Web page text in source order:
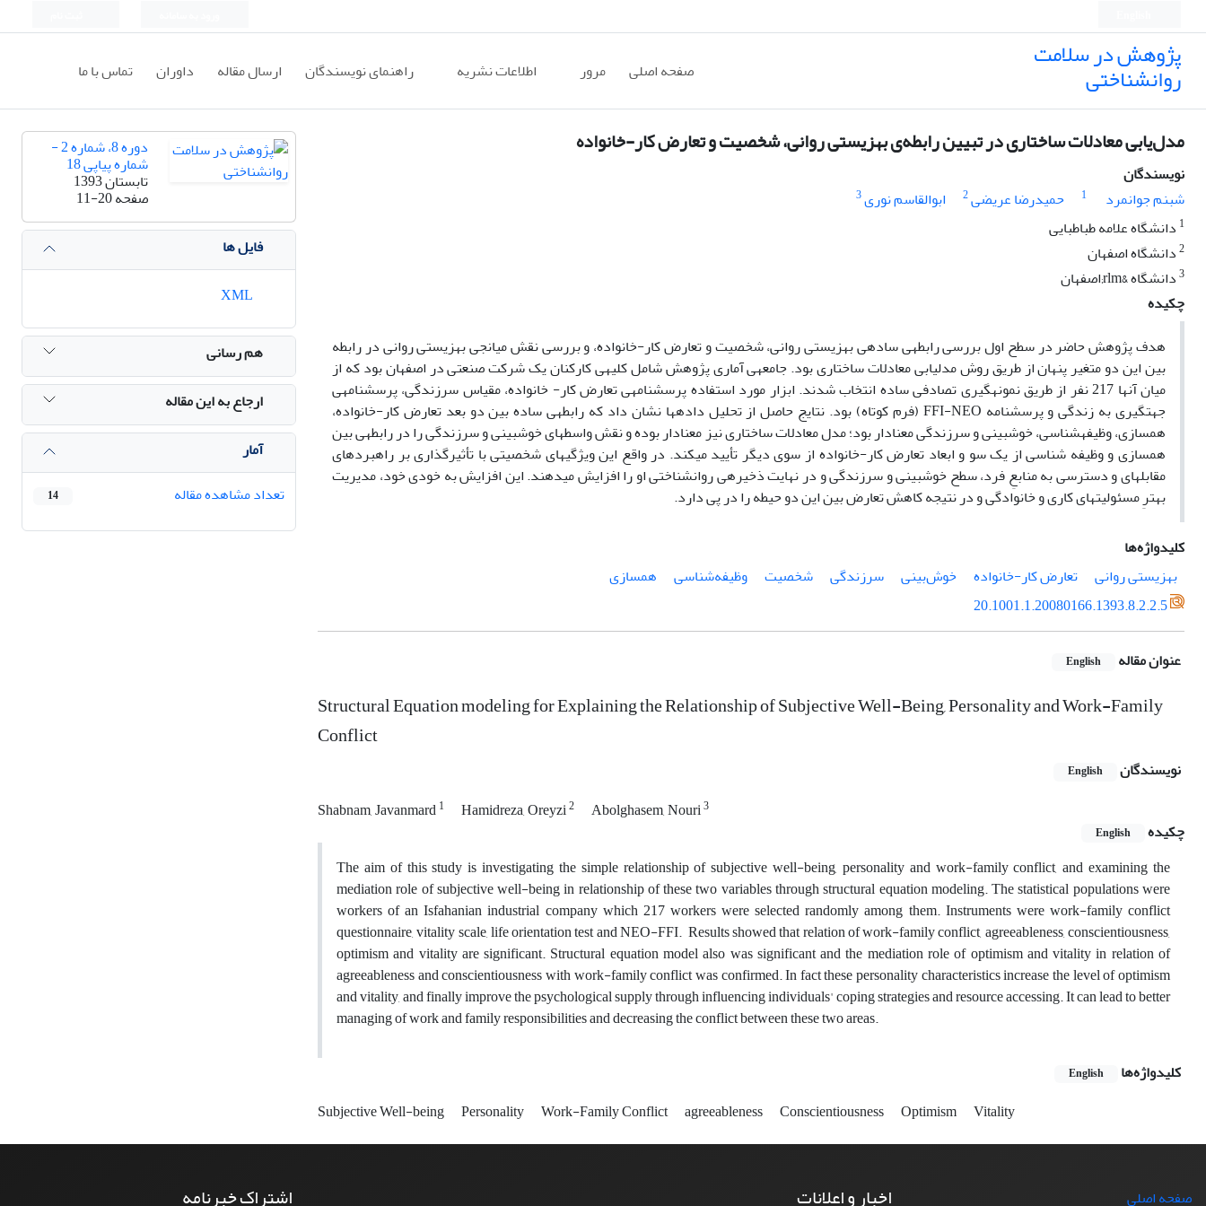
پژوهش در سلامت
روانشناختی صفحه اصلی مرور اطلاعات نشریه راهنمای نویسندگان ارسال مقاله داوران تماس با ما
مدل‌یابی معادلات ساختاری در تبیین رابطه‌ی بهزیستی روانی، شخصیت و تعارض کار-خانواده
نویسندگان
شبنم جوانمرد
1 حمیدرضا عریضی2 ابوالقاسم نوری3
1 دانشگاه علامه طباطبایی
2دانشگاه اصفهان
3دانشگاه &rlm;اصفهان
چکیده
هدف پژوهش حاضر در سطح اول بررسی رابطه­ی ساده­ی بهزیستی روانی، شخصیت و تعارض کار-خانواده، و بررسی نقش میانجی بهزیستی روانی در رابطه
بین این دو متغیر پنهان از طریق روش مدل­یابی معادلات ساختاری بود. جامعه­ی آماری پژوهش شامل کلیه­ی کارکنان یک شرکت صنعتی در اصفهان بود که از
میان آن­ها 217 نفر از طریق نمونه­گیری تصادفی ساده انتخاب شدند. ابزار مورد استفاده
پرسشنامه­ی تعارض کار- خانواده، مقیاس سرزندگی، پرسشنامه­ی
جهت­گیری به زندگی و پرسشنامه NEO
-
FFI (فرم کوتاه) بود. نتایج حاصل از تحلیل داده­ها نشان داد که رابطه­ی ساده بین دو بعد تعارض کار-خانواده،
همسازی، وظیفه­شناسی، خوش­بینی و سرزندگی معنادار بود؛ مدل معادلات ساختاری نیز معنادار بوده و نقش واسطه­ای خوش­بینی و سرزندگی را در رابطه­ی بین
همسازی و وظیفه شناسی از یک سو و ابعاد تعارض کار-خانواده از سوی دیگر تأیید می­کند. در واقع این ویژگی­های شخصیتی با تأثیرگذاری بر راهبردهای
مقابله­ای و دسترسی به منابعِ فرد، سطح خوش­بینی و سرزندگی و در نهایت ذخیره­ی روان­شناختی او را افزایش می­دهند. این افزایش به خودی خود، مدیریت
بهترِ مسئولیت­های کاری و خانوادگی و در نتیجه کاهش تعارض بین این دو حیطه را در پی دارد.
کلیدواژه‌ها
بهزیستی روانی
تعارض کار-خانواده خوش‌بینی سرزندگی شخصیت وظیفه‌شناسی
همسازی
20.1001.1.20080166.1393.8.2.2.5
عنوان مقاله English
Structural Equation modeling for Explaining the Relationship of Subjective Well-Being, Personality and Work-Family
Conflict
نویسندگان English
Shabnam, Javanmard1 Hamidreza, Oreyzi2 Abolghasem, Nouri3
چکیده English
The aim of this study is investigating the simple relationship of subjective well-being, personality and work-family conflict, and examining the
mediation role of subjective well-being in relationship of these two variables through structural equation modeling. The statistical populations were
workers of an Isfahanian industrial company which 217 workers were selected randomly among them. Instruments were work-family conflict
questionnaire, vitality scale, life orientation test and NEO-FFI. Results showed that relation of work-family conflict, agreeableness, conscientiousness,
optimism and vitality are significant. Structural equation model also was significant and the mediation role of optimism and vitality in relation of
agreeableness and conscientiousness with work-family conflict was confirmed. In fact these personality characteristics increase the level of optimism
and vitality, and finally improve the psychological supply through influencing individuals' coping strategies and resource accessing. It can lead to better
managing of work and family responsibilities and decreasing the conflict between these two areas.
کلیدواژه‌ها
English
Subjective Well-being Personality Work-Family Conflict agreeableness Conscientiousness Optimism Vitality
دوره 8، شماره 2 -
شماره پیاپی 18
تابستان 1393
صفحه11-20
فایل ها
هم رسانی
ارجاع به این مقاله
آمار
تعداد مشاهده مقاله
14
صفحه اصلی
اخبار و اعلانات اشتراک خبرنامه